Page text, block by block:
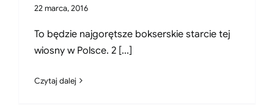
22 marca, 2016
To będzie najgorętsze bokserskie starcie tej
wiosny w Polsce. 2 [...]
Czytaj dalej